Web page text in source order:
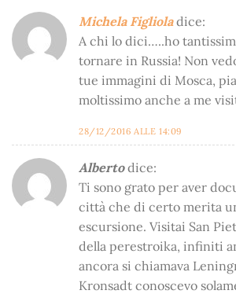
Michela Figliola dice:
A chi lo dici…..ho
tornare in Russia! Non
tue immagini di Mosca,
moltissimo anche a me
28/12/2016 ALLE 14:09
Alberto dice:
Ti sono grato per aver
città che di certo merita
escursione. Visitai San
della perestroika, infiniti
ancora si chiamava
Kronsadt conoscevo